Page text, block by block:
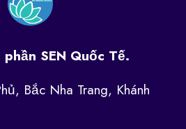
SEN Quốc Tế.
Bắc Nha Trang, Khánh